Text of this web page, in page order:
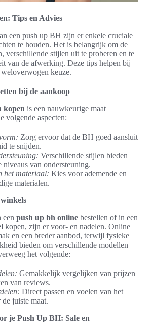
Tips en Advies
een push up BH zijn er enkele cruciale
te houden. Het is belangrijk om de
verschillende stijlen uit te proberen en te
van de afwerking. Deze tips helpen bij
keuze.
bij de aankoop
kopen is een nauwkeurige maat
volgende aspecten:
Zorg ervoor dat de BH goed aansluit
te snijden.
Verschillende stijlen bieden
niveaus van ondersteuning.
het materiaal: Kies voor ademende en
materialen.
een push up bh online bestellen of in een
kopen, zijn er voor- en nadelen. Online
en een breder aanbod, terwijl fysieke
bieden om verschillende modellen
het volgende:
Gemakkelijk vergelijken van prijzen
van reviews.
Direct passen en voelen van het
juiste maat.
je Push Up BH: Sale en